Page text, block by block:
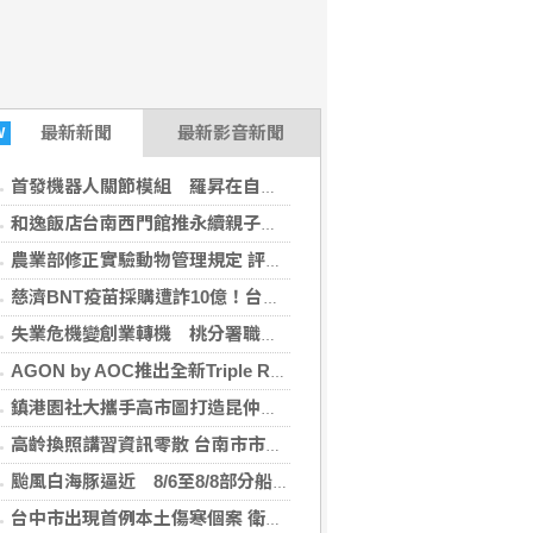
最新新聞 最新影音新聞
首發機器人關節模組 羅昇在自動化展布局機器人與精密傳動市場
和逸飯店台南西門館推永續親子旅遊 酪梨農遊、府城走讀寓教於樂
農業部修正實驗動物管理規定 評核較差機構改善前不得核可新動物實驗
慈濟BNT疫苗採購遭詐10億！台中檢起訴17人 基金會發聲了
失業危機變創業轉機 桃分署職訓助紡織廠基層員工逆轉成老闆
AGON by AOC推出全新Triple Refresh Rate電競顯示器
鎮港園社大攜手高市圖打造昆仲公園閱讀基地 老宿舍變身生活實驗室
高齡換照講習資訊零散 台南市市議員陳怡珍籲建常態化公告平台縮資訊落差
颱風白海豚逼近 8/6至8/8部分船班異動
台中市出現首例本土傷寒個案 衛生局籲落實勤洗手